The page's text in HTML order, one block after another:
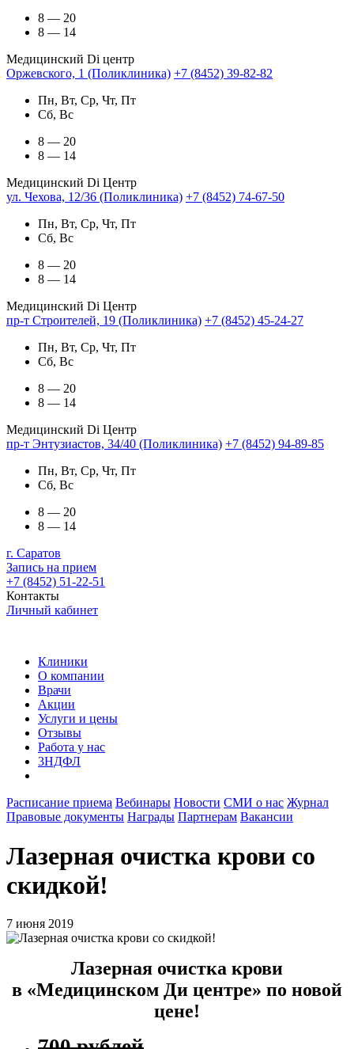
8 — 20
8 — 14
Медицинский Di центр
Оржевского, 1 (Поликлиника) +7 (8452) 39-82-82
Пн, Вт, Ср, Чт, Пт
Сб, Вс
8 — 20
8 — 14
Медицинский Di Центр
ул. Чехова, 12/36 (Поликлиника) +7 (8452) 74-67-50
Пн, Вт, Ср, Чт, Пт
Сб, Вс
8 — 20
8 — 14
Медицинский Di Центр
пр-т Строителей, 19 (Поликлиника) +7 (8452) 45-24-27
Пн, Вт, Ср, Чт, Пт
Сб, Вс
8 — 20
8 — 14
Медицинский Di Центр
пр-т Энтузиастов, 34/40 (Поликлиника) +7 (8452) 94-89-85
Пн, Вт, Ср, Чт, Пт
Сб, Вс
8 — 20
8 — 14
г. Саратов
Запись на прием
+7 (8452) 51-22-51
Контакты
Личный кабинет
Клиники
О компании
Врачи
Акции
Услуги и цены
Отзывы
Работа у нас
3НДФЛ
Расписание приема Вебинары Новости СМИ о нас Журнал
Правовые документы Награды Партнерам Вакансии
Лазерная очистка крови со
скидкой!
7 июня 2019
Лазерная очистка крови
в «Медицинском Ди центре» по новой
цене!